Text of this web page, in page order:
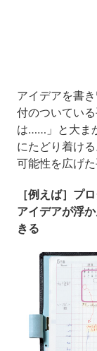
アイデアを書
付のついてい
は……」と大ま
にたどり着け
可能性を広げた
［例えば］プ
アイデアが浮
きる